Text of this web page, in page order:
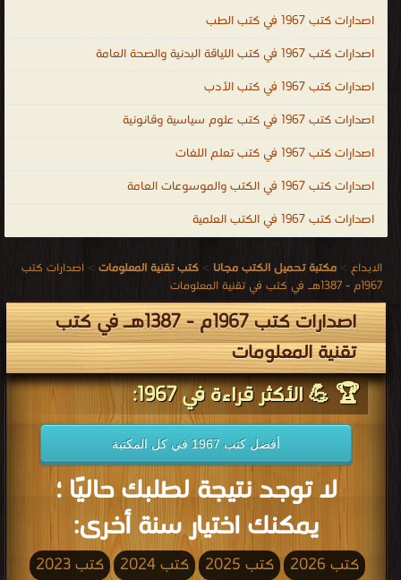
اصدارات كتب 1967 في كتب الطب
اصدارات كتب 1967 في كتب اللياقة البدنية والصحة العامة
اصدارات كتب 1967 في كتب الأدب
اصدارات كتب 1967 في كتب علوم سياسية وقانونية
اصدارات كتب 1967 في كتب تعلم اللغات
اصدارات كتب 1967 في الكتب والموسوعات العامة
اصدارات كتب 1967 في الكتب العلمية
الابداع > مكتبة تحميل الكتب مجانا > كتب تقنية المعلومات > اصدارات كتب
1967م - 1387هـ في كتب في تقنية المعلومات
اصدارات كتب 1967م - 1387هـ في كتب
تقنية المعلومات
🏆 💪 الأكثر قراءة في 1967:
أفضل كتب 1967 في كل المكتبة
لا توجد نتيجة لطلبك حاليًا ؛
يمكنك اختيار سنة أخرى:
كتب 2026 كتب 2025 كتب 2024
كتب 2023